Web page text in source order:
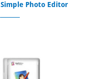
Simple Photo Editor